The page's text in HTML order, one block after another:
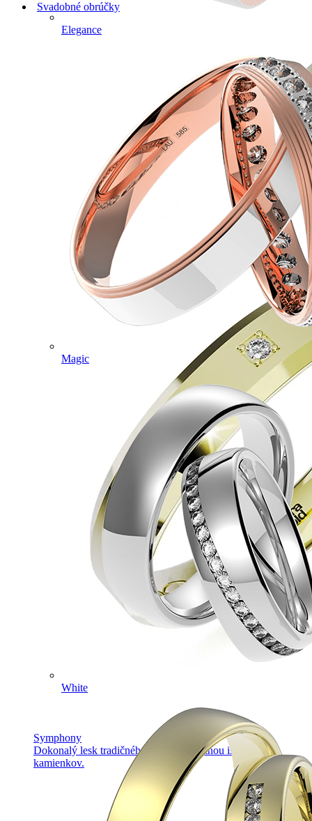
Svadobné obrúčky
Symphony
Dokonalý lesk tradičného zlata s decentnou iskrou
kamienkov.
Elegance
Magic
White